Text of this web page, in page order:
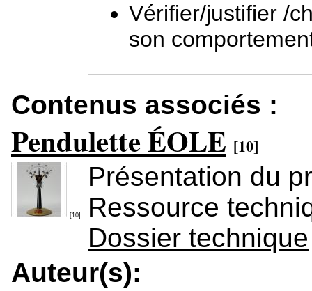
Vérifier/justifier /
son
Contenus associés :
Pendulette ÉOLE [10]
[10]
Présentation du
Ressource
Dossier technique
Auteur(s):